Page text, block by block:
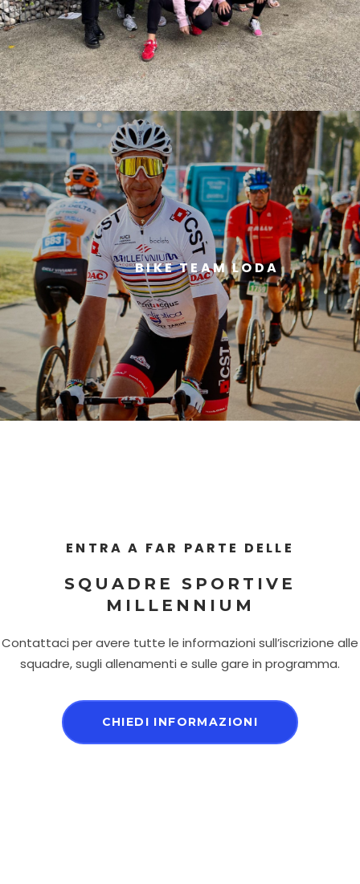
BIKE TEAM LODA
ENTRA A FAR PARTE DELLE
SQUADRE SPORTIVE
MILLENNIUM
Contattaci per avere tutte le informazioni sull’iscrizione alle
squadre, sugli allenamenti e sulle gare in programma.
CHIEDI INFORMAZIONI